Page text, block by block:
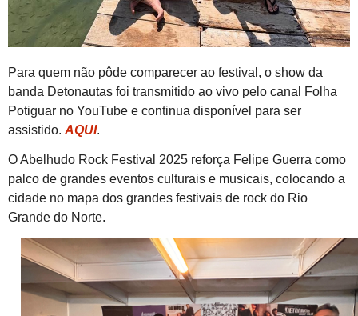
Para quem não pôde comparecer ao festival, o show da
banda Detonautas foi transmitido ao vivo pelo canal
Folha
Potiguar no YouTube e continua disponível para ser
assistido. AQUI.
OAbelhudo Rock Festival 2025 reforça Felipe Guerra como
palco de grandes eventos culturais e musicais, colocando a
cidade no mapa dos grandes festivais de rock do Rio
Grande do Norte.